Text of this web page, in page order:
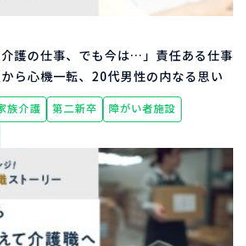
介護の仕事、でも今は…」責任ある仕事
ら心機一転、20代男性の内なる思い
族介護 第二新卒
障がい者施設